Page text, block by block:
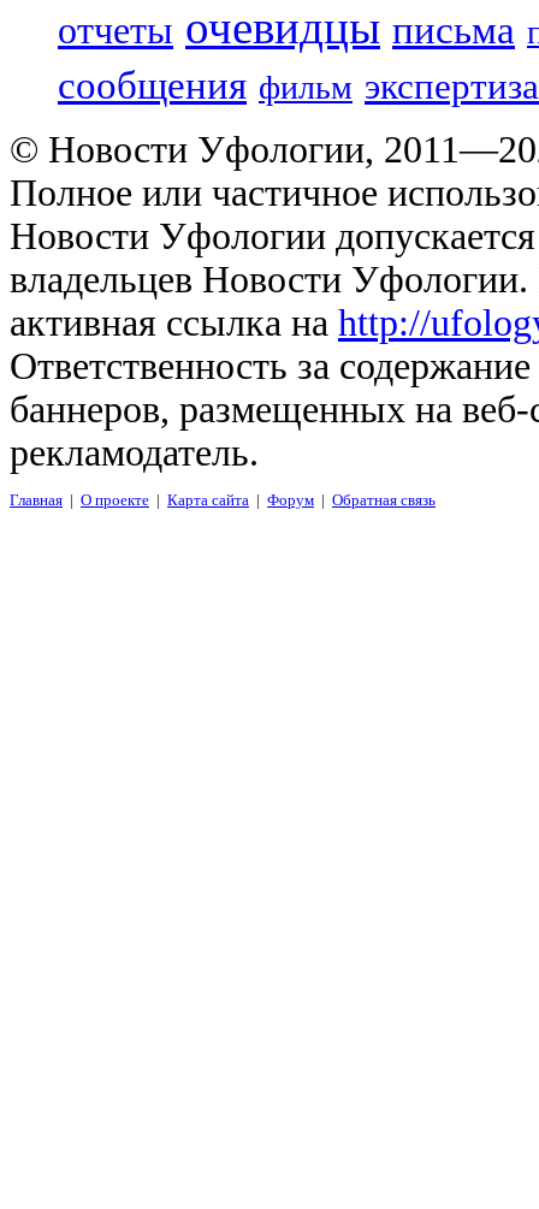
отчеты очевидцы письма
сообщения фильм экспертиза
© Новости Уфологии,
Полное или частичное
Новости Уфологии
владельцев Новости
активная ссылка на http://
Ответственность за
баннеров, размещенных на
рекламодатель.
Главная | О проекте | Карта сайта | Форум | Обратная связь